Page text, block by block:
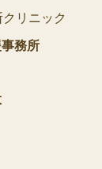
リニック
務所